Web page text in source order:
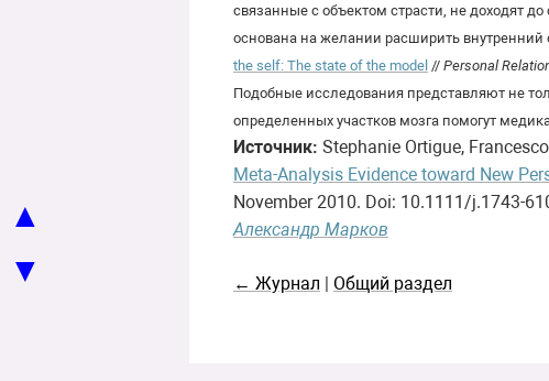
связанные с объектом страсти, не доходят
основана на желании расширить внутренний
the self: The state of the model // Personal
Подобные исследования представляют не
определенных участков мозга помогут
Источник: Stephanie Ortigue,
Meta-Analysis Evidence toward New
November 2010. Doi: 10.1111/j.1743-
Александр Марков
← Журнал | Общий раздел
▲
▼